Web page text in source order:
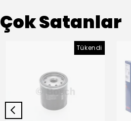
Çok Satanlar
Tükendi